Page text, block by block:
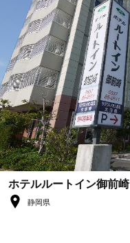
ホテルルートイン御前崎
静岡県